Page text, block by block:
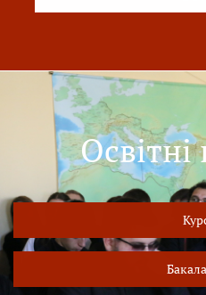
Освітні